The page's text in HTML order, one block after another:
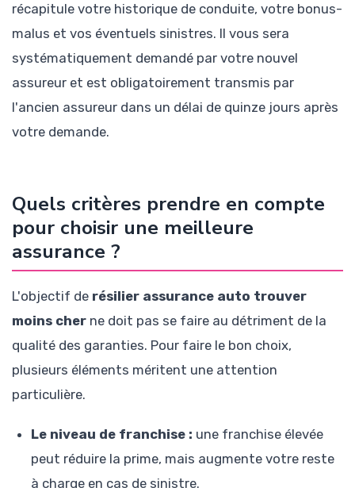
récapitule votre historique de conduite, votre bonus-
malus et vos éventuels sinistres. Il vous sera
systématiquement demandé par votre nouvel
assureur et est obligatoirement transmis par
l'ancien assureur dans un délai de quinze jours après
votre demande.
Quels critères prendre en compte
pour choisir une meilleure
assurance ?
L'objectif de résilier assurance auto trouver
moins cher ne doit pas se faire au détriment de la
qualité des garanties. Pour faire le bon choix,
plusieurs éléments méritent une attention
particulière.
Le niveau de franchise : une franchise élevée
peut réduire la prime, mais augmente votre reste
à charge en cas de sinistre.